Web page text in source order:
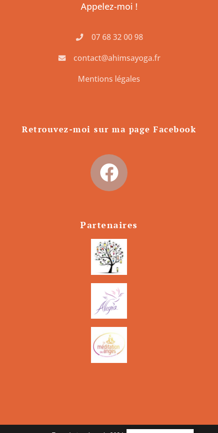
Appelez-moi !
07 68 32 00 98
contact@ahimsayoga.fr
Mentions légales
Retrouvez-moi sur ma page Facebook
Partenaires